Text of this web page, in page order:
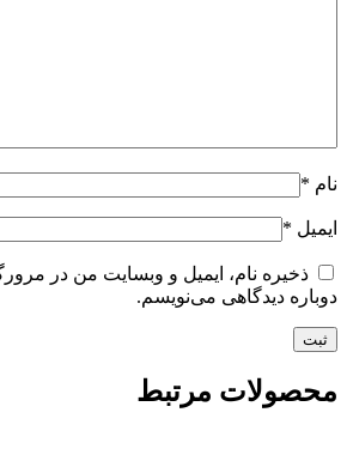
نام *
ایمیل *
ذخیره نام، ایمیل و وبسایت من در
دوباره دیدگاهی می‌نویسم.
محصولات مرتبط